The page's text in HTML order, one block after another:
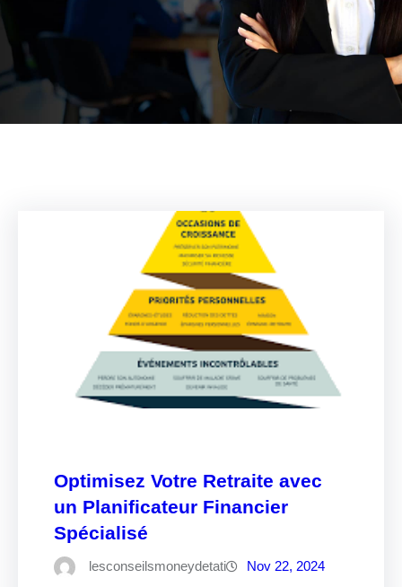
Optimisez Votre Retraite avec
un Planificateur Financier
Spécialisé
lesconseilsmoneydetati Nov 22, 2024